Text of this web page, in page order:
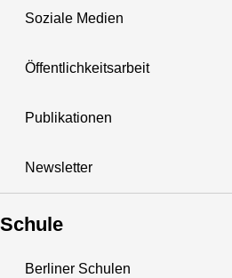
Soziale Medien
Öffentlichkeitsarbeit
Publikationen
Newsletter
Schule
Berliner Schulen